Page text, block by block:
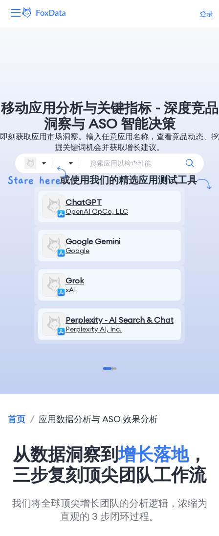
登录
资源
定价
公司
移动应用分析与关键指标 - 深度竞品
洞察与 ASO 智能决策
即刻获取应用市场洞察。输入任意应用名称，查看竞品动态、挖
掘关键词机会并获取增长建议。
或使用我们的精选应用测试工具
ChatGPT
OpenAI OpCo, LLC
Google Gemini
Google
Grok
xAI
Perplexity - AI Search & Chat
Perplexity AI, Inc.
首页 / 应用数据分析与 ASO 效果分析
从数据洞察到增长落地，
三步复刻顶尖团队工作流
我们将全球顶尖增长团队的分析逻辑，浓缩为
直观的 3 步闭环过程。